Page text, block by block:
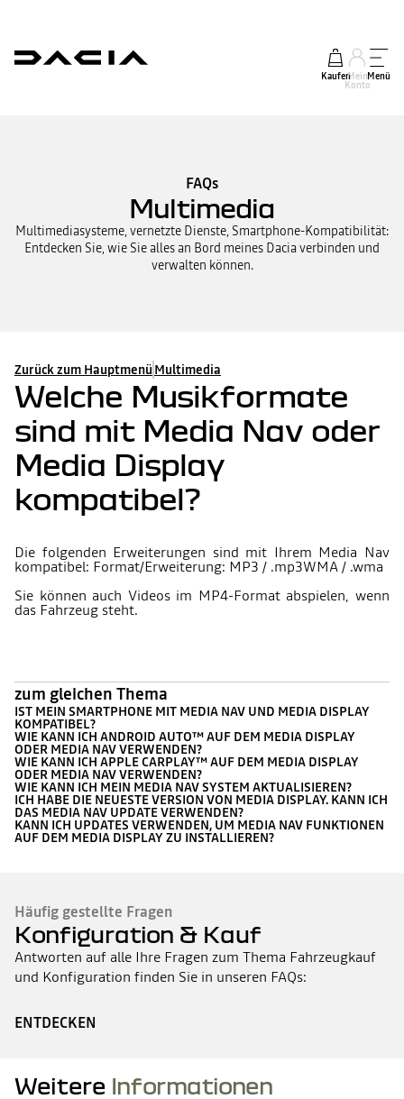
KaufenMein
Konto
Menü
FAQs
Multimedia
Multimediasysteme, vernetzte Dienste, Smartphone-Kompatibilität:
Entdecken Sie, wie Sie alles an Bord meines Dacia verbinden und
verwalten können.
Zurück zum Hauptmenü Multimedia
Welche Musikformate
sind mit Media Nav oder
Media Display
kompatibel?
Die folgenden Erweiterungen sind mit Ihrem Media Nav
kompatibel: Format/Erweiterung: MP3 / .mp3WMA / .wma
Sie können auch Videos im MP4-Format abspielen, wenn
das Fahrzeug steht.
zum gleichen Thema
IST MEIN SMARTPHONE MIT MEDIA NAV UND MEDIA DISPLAY
KOMPATIBEL?
WIE KANN ICH ANDROID AUTO™ AUF DEM MEDIA DISPLAY
ODER MEDIA NAV VERWENDEN?
WIE KANN ICH APPLE CARPLAY™ AUF DEM MEDIA DISPLAY
ODER MEDIA NAV VERWENDEN?
WIE KANN ICH MEIN MEDIA NAV SYSTEM AKTUALISIEREN?
ICH HABE DIE NEUESTE VERSION VON MEDIA DISPLAY. KANN ICH
DAS MEDIA NAV UPDATE VERWENDEN?
KANN ICH UPDATES VERWENDEN, UM MEDIA NAV FUNKTIONEN
AUF DEM MEDIA DISPLAY ZU INSTALLIEREN?
Häufig gestellte Fragen
Konfiguration & Kauf
Antworten auf alle Ihre Fragen zum Thema Fahrzeugkauf
und Konfiguration finden Sie in unseren FAQs:
ENTDECKEN
Weitere Informationen